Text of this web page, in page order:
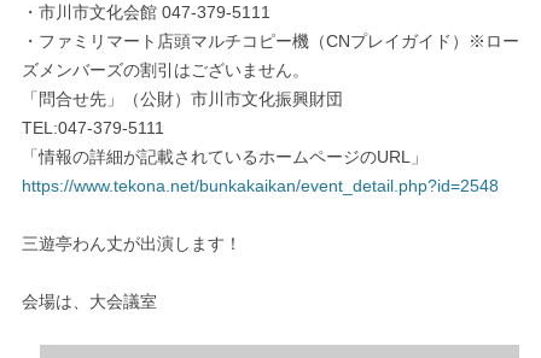
・市川市文化会館 047-379-5111
・ファミリマート店頭マルチコピー機（CNプレイガイド）※ロー
ズメンバーズの割引はございません。
「問合せ先」（公財）市川市文化振興財団
TEL:047-379-5111
「情報の詳細が記載されているホームページのURL」
https://www.tekona.net/bunkakaikan/event_detail.php?id=2548
三遊亭わん丈が出演します！
会場は、大会議室